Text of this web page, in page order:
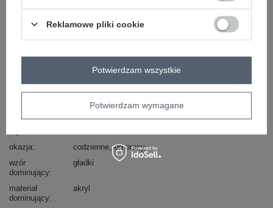
Hurtownia Szaro-ecru długi kardigan bez zapięcia
sposób prania : pranie ręczne
Kod produktu
LC-SW-0340.42P
okazja
codzienne do pracy
wzór
dominujący
gładki
materiał
dominujący
akryl
Reklamowe pliki cookie
Potwierdzam wymagane
Potwierdzam wszystkie